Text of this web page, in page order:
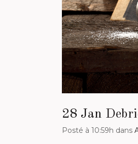
28 Jan
Posté à 10:59h dans